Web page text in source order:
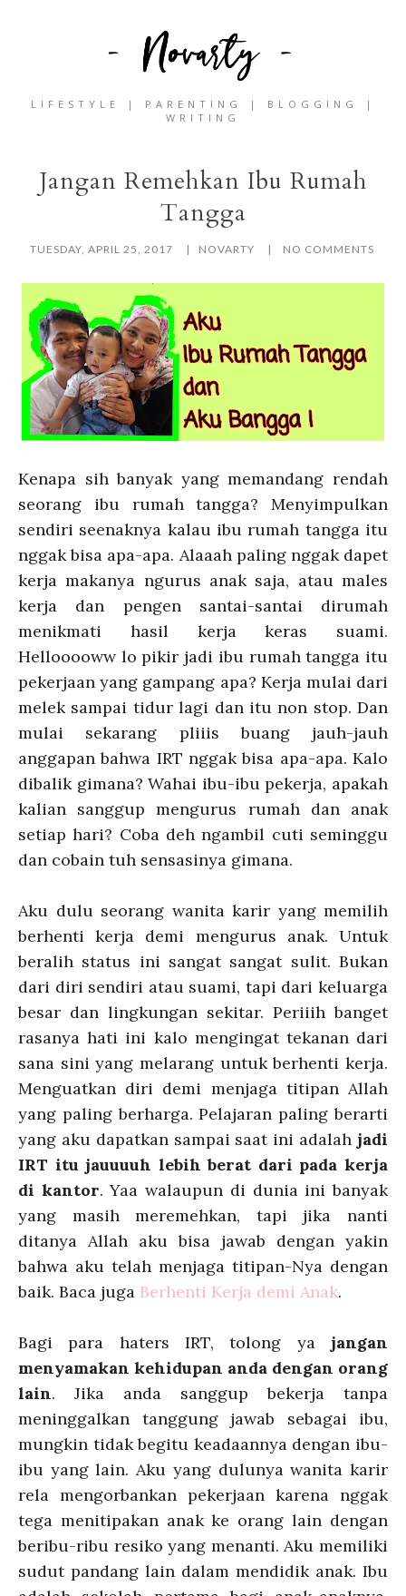
LIFESTYLE | PARENTING | BLOGGING |
WRITING
Jangan Remehkan Ibu Rumah
Tangga
TUESDAY, APRIL 25, 2017 NOVARTY NO COMMENTS
Kenapa sih banyak yang memandang rendah
seorang ibu rumah tangga? Menyimpulkan
sendiri seenaknya kalau ibu rumah tangga itu
nggak bisa apa-apa. Alaaah paling nggak dapet
kerja makanya ngurus anak saja, atau males
kerja dan pengen santai-santai dirumah
menikmati hasil kerja keras suami.
Hellooooww lo pikir jadi ibu rumah tangga itu
pekerjaan yang gampang apa? Kerja mulai dari
melek sampai tidur lagi dan itu non stop. Dan
mulai sekarang pliiis buang jauh-jauh
anggapan bahwa IRT nggak bisa apa-apa. Kalo
dibalik gimana? Wahai ibu-ibu pekerja, apakah
kalian sanggup mengurus rumah dan anak
setiap hari? Coba deh ngambil cuti seminggu
dan cobain tuh sensasinya gimana.
Aku dulu seorang wanita karir yang memilih
berhenti kerja demi mengurus anak. Untuk
beralih status ini sangat sangat sulit. Bukan
dari diri sendiri atau suami, tapi dari keluarga
besar dan lingkungan sekitar. Periiih banget
rasanya hati ini kalo mengingat tekanan dari
sana sini yang melarang untuk berhenti kerja.
Menguatkan diri demi menjaga titipan Allah
yang paling berharga. Pelajaran paling berarti
yang aku dapatkan sampai saat ini adalah jadi
IRT itu jauuuuh lebih berat dari pada kerja
di kantor. Yaa walaupun di dunia ini banyak
yang masih meremehkan, tapi jika nanti
ditanya Allah aku bisa jawab dengan yakin
bahwa aku telah menjaga titipan-Nya dengan
baik. Baca juga Berhenti Kerja demi Anak.
Bagi para haters IRT, tolong ya jangan
menyamakan kehidupan anda dengan orang
lain. Jika anda sanggup bekerja tanpa
meninggalkan tanggung jawab sebagai ibu,
mungkin tidak begitu keadaannya dengan ibu-
ibu yang lain. Aku yang dulunya wanita karir
rela mengorbankan pekerjaan karena nggak
tega menitipakan anak ke orang lain dengan
beribu-ribu resiko yang menanti. Aku memiliki
sudut pandang lain dalam mendidik anak. Ibu